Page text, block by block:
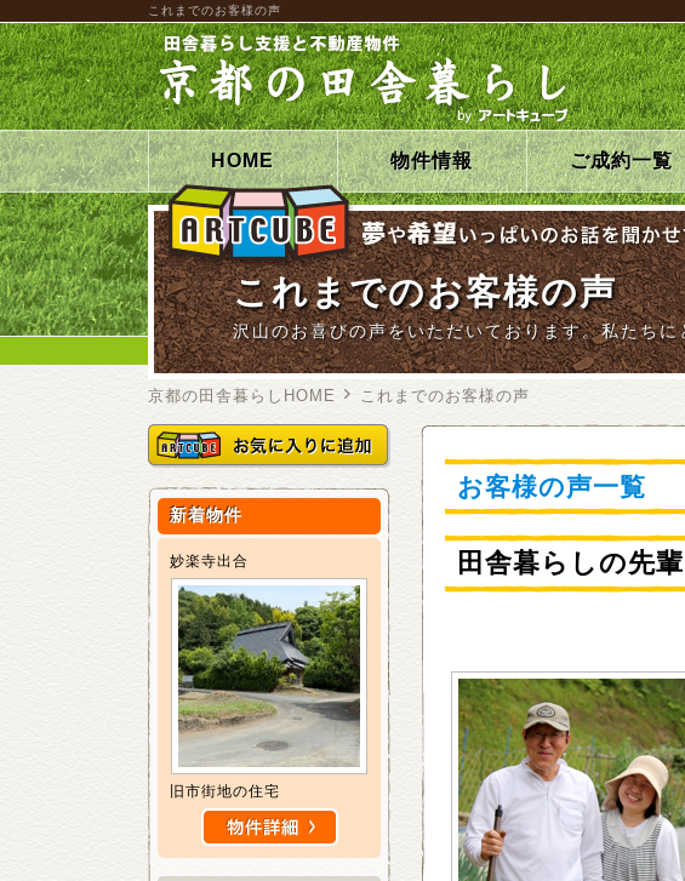
これまでのお客様の声
HOME 物件情報 ご成約一覧
これまでのお客様の声
沢山のお喜びの声をいただいております。私たち
京都の田舎暮らしHOME これまでのお客様の声
お客様の声一覧
田舎暮らしの先
新着物件
妙楽寺出合
旧市街地の住宅